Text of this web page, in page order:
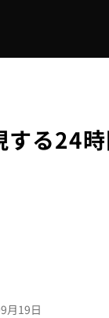
する24
月19日